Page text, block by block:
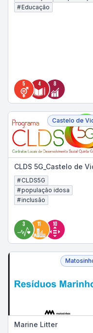
#Educação
Castelo de
CLDS 5G_Castelo de
#CLDS5G
#população idosa
#inclusão
Marine Litter